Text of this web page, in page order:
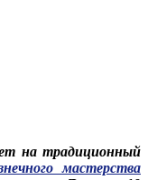
на традиционный
мастерства